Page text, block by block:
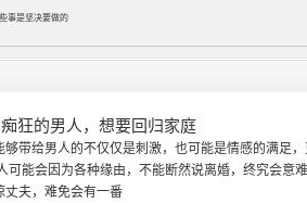
事是坚决要做的
婚姻家庭咨询师，毕业于重庆师范大学心理学专业
婚姻情感分析、恋爱择偶、夫妻关系，情感挽回、
积累了丰富的咨